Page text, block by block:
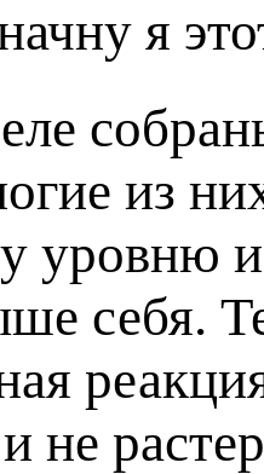
я
из
уровню
себя.
не